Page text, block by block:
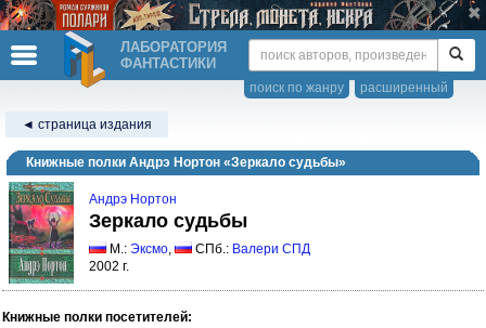
ЛАБОРАТОРИЯ
ФАНТАСТИКИ
расширенный
поиск по жанру
◄ страница издания
Книжные полки Андрэ Нортон «Зеркало судьбы»
Андрэ Нортон
Зеркало судьбы
М.: Эксмо, СПб.: Валери СПД
2002 г.
Книжные полки посетителей: